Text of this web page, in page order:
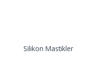
Silikon Mastikler